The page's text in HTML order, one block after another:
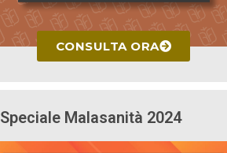
CONSULTA ORA
Speciale Malasanità 2024